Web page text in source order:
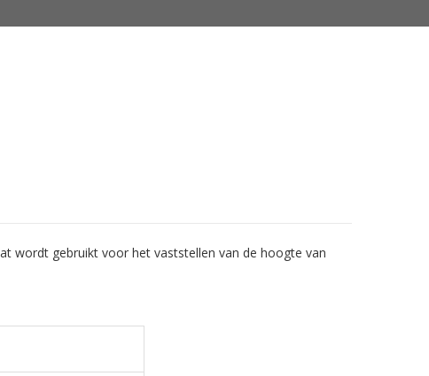
wordt gebruikt voor het vaststellen van de hoogte van